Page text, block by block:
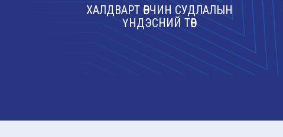
ХАЛДВАРТ ӨВЧИН СУДЛАЛЫН
ҮНДЭСНИЙ ТӨВ